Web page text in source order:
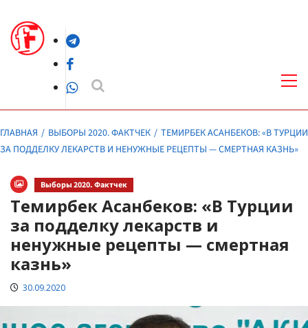
содержимомуTelegram
Facebook
WhatsApp
ГЛАВНАЯ ВЫБОРЫ 2020. ФАКТЧЕК
ТЕМИРБЕК АСАНБЕКОВ: «В ТУРЦИИ
ЗА ПОДДЕЛКУ ЛЕКАРСТВ И НЕНУЖНЫЕ РЕЦЕПТЫ — СМЕРТНАЯ КАЗНЬ»
Выборы 2020. Фактчек
Темирбек Асанбеков: «В Турции
за подделку лекарств и
ненужные рецепты — смертная
казнь»
30.09.2020